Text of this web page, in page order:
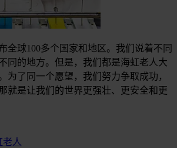
全球100多个国家和地区。我们说着不同
同的地方。但是，我们都是海虹老人大
为了同一个愿望，我们努力争取成功，
就是让我们的世界更强壮、更安全和更
老人